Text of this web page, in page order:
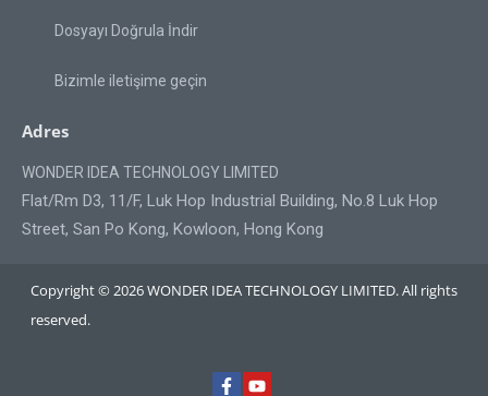
Dosyayı Doğrula İndir
Bizimle iletişime geçin
Adres
WONDER IDEA TECHNOLOGY LIMITED
Flat/Rm D3, 11/F, Luk Hop Industrial Building, No.8 Luk Hop
Street, San Po Kong, Kowloon, Hong Kong
Copyright © 2026 WONDER IDEA TECHNOLOGY LIMITED. All rights
reserved.